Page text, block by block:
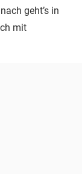
geht’s in
mit